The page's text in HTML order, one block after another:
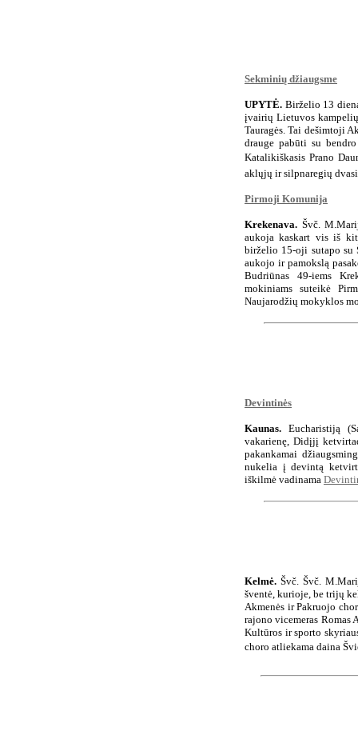
Sekminių džiaugsme
UPYTĖ. Birželio 13
įvairių Lietuvos
Tauragės. Tai dešimtoji
drauge pabūti su
Katalikiškasis Prano
aklųjų ir silpnaregių
Pirmoji Komunija
Krekenava. Švč.
aukoja kaskart vis iš
birželio 15-oji sutapo su
aukojo ir pamokslą
Budriūnas 49-iems
mokiniams suteikė
Naujarodžių mokyklos
Devintinės
Kaunas. Eucharistiją
vakarienę, Didįjį
pakankamai
nukelia į devintą
iškilmė vadinama
Kelmė.Švč. Švč.
šventė, kurioje, be trijų
Akmenės ir Pakruojo
rajono vicemeras Romas
Kultūros ir sporto
choro atliekama daina